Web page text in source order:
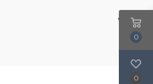
0
0